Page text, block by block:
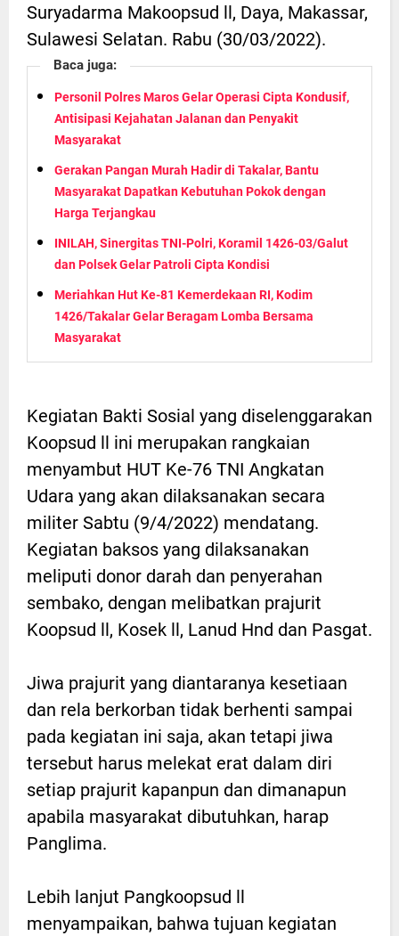
Suryadarma Makoopsud ll, Daya, Makassar,
Sulawesi Selatan. Rabu (30/03/2022).
Baca juga:
Personil Polres Maros Gelar Operasi Cipta Kondusif,
Antisipasi Kejahatan Jalanan dan Penyakit
Masyarakat
Gerakan Pangan Murah Hadir di Takalar, Bantu
Masyarakat Dapatkan Kebutuhan Pokok dengan
Harga Terjangkau
INILAH, Sinergitas TNI-Polri, Koramil 1426-03/Galut
dan Polsek Gelar Patroli Cipta Kondisi
Meriahkan Hut Ke-81 Kemerdekaan RI, Kodim
1426/Takalar Gelar Beragam Lomba Bersama
Masyarakat
Kegiatan Bakti Sosial yang diselenggarakan
Koopsud ll ini merupakan rangkaian
menyambut HUT Ke-76 TNI Angkatan
Udara yang akan dilaksanakan secara
militer Sabtu (9/4/2022) mendatang.
Kegiatan baksos yang dilaksanakan
meliputi donor darah dan penyerahan
sembako, dengan melibatkan prajurit
Koopsud ll, Kosek ll, Lanud Hnd dan Pasgat.
Jiwa prajurit yang diantaranya kesetiaan
dan rela berkorban tidak berhenti sampai
pada kegiatan ini saja, akan tetapi jiwa
tersebut harus melekat erat dalam diri
setiap prajurit kapanpun dan dimanapun
apabila masyarakat dibutuhkan, harap
Panglima.
Lebih lanjut Pangkoopsud ll
menyampaikan, bahwa tujuan kegiatan